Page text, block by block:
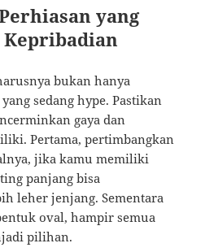
yang
Kepribadian
bukan hanya
sedang hype. Pastikan
gaya dan
Pertama, pertimbangkan
jika kamu memiliki
panjang bisa
leher jenjang. Sementara
oval, hampir semua
pilihan.